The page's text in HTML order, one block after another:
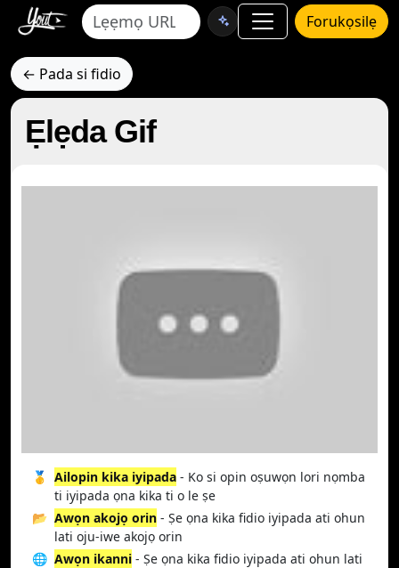
Forukọsilẹ
← Pada si fidio
Ẹlẹda Gif
🥇 Ailopin kika iyipada - Ko si opin oṣuwọn lori nọmba
ti iyipada ọna kika ti o le ṣe
📂 Awọn akojọ orin - Ṣe ọna kika fidio iyipada ati ohun
lati oju-iwe akojọ orin
🌐 Awọn ikanni - Ṣe ọna kika fidio iyipada ati ohun lati